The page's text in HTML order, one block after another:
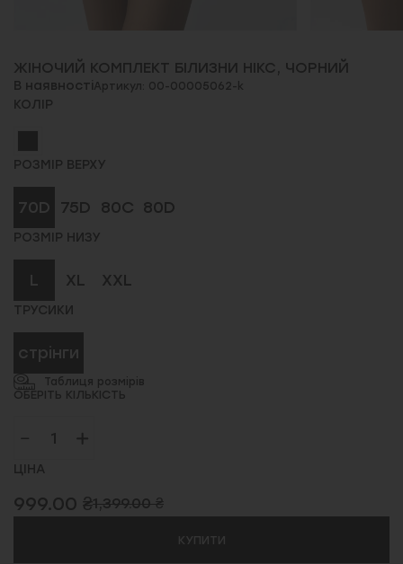
ЖІНОЧИЙ КОМПЛЕКТ БІЛИЗНИ НІКС, ЧОРНИЙ
В наявностіАртикул: 00-00005062-k
КОЛІР
РОЗМІР ВЕРХУ
70D 75D 80C 80D
РОЗМІР НИЗУ
L XL XXL
ТРУСИКИ
стрінги
Таблиця розмірів
ОБЕРІТЬ КІЛЬКІСТЬ
ЦІНА
999.00 ₴1,399.00 ₴
КУПИТИ